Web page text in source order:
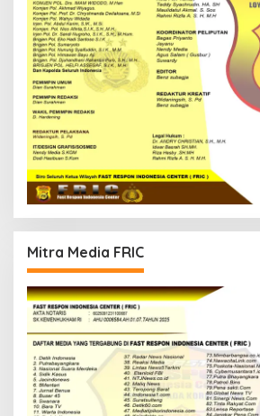
Mitra Media FRIC